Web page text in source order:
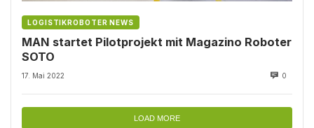
LOGISTIKROBOTER NEWS
MAN startet Pilotprojekt mit Magazino Roboter
SOTO
17. Mai 2022 0
LOAD MORE